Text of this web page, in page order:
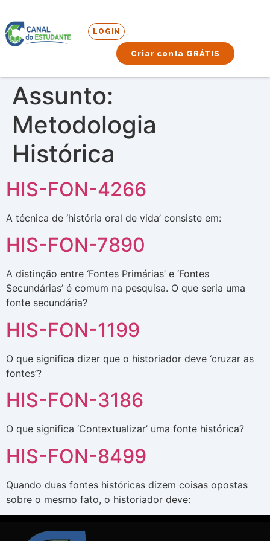
LOGIN
Criar conta GRÁTIS
Assunto:
Metodologia
Histórica
HIS-FON-4266
A técnica de ‘história oral de vida’ consiste em:
HIS-FON-7890
A distinção entre ‘Fontes Primárias’ e ‘Fontes
Secundárias’ é comum na pesquisa. O que seria uma
fonte secundária?
HIS-FON-1199
O que significa dizer que o historiador deve ‘cruzar as
fontes’?
HIS-FON-3186
O que significa ‘Contextualizar’ uma fonte histórica?
HIS-FON-8499
Quando duas fontes históricas dizem coisas opostas
sobre o mesmo fato, o historiador deve: